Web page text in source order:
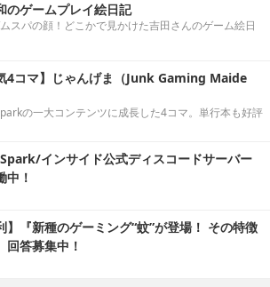
のゲームプレイ絵日記
スパの顔！どこかで見かけた吉田さんのゲーム絵日
4コマ】じゃんげま（Junk Gaming Maide
の一大コンテンツに成長した4コマ。単行本も好評
インサイド公式ディスコードサーバー
中！
】『新種のゲーミング“蚊”が登場！ その特徴
回答募集中！